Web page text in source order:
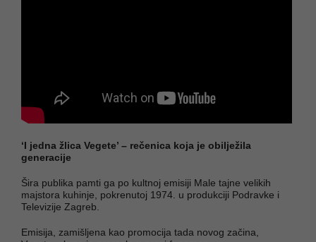
‘I jedna žlica Vegete’ – rečenica koja je obilježila
generacije
Šira publika pamti ga po kultnoj emisiji Male tajne velikih
majstora kuhinje, pokrenutoj 1974. u produkciji Podravke i
Televizije Zagreb.
Emisija, zamišljena kao promocija tada novog začina,